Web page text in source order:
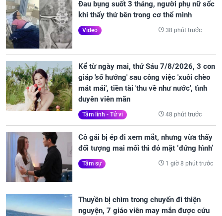
Đau bụng suốt 3 tháng, người phụ nữ sốc
khi thấy thứ bên trong cơ thể mình
Video 38 phút trước
Kể từ ngày mai, thứ Sáu 7/8/2026, 3 con
giáp 'số hưởng' sau công việc 'xuôi chèo
mát mái', tiền tài 'thu về như nước', tình
duyên viên mãn
Tâm linh - Tử vi 48 phút trước
Cô gái bị ép đi xem mắt, nhưng vừa thấy
đối tượng mai mối thì đỏ mặt ‘đứng hình’
Tâm sự 1 giờ 8 phút trước
Thuyền bị chìm trong chuyến đi thiện
nguyện, 7 giáo viên may mắn được cứu